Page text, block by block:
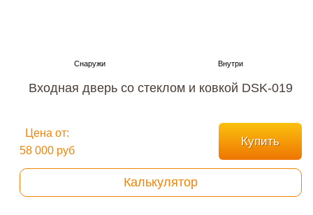
Входная дверь со стеклом и ковкой DSK-019
Цена от:
58 000 руб
Купить
Калькулятор